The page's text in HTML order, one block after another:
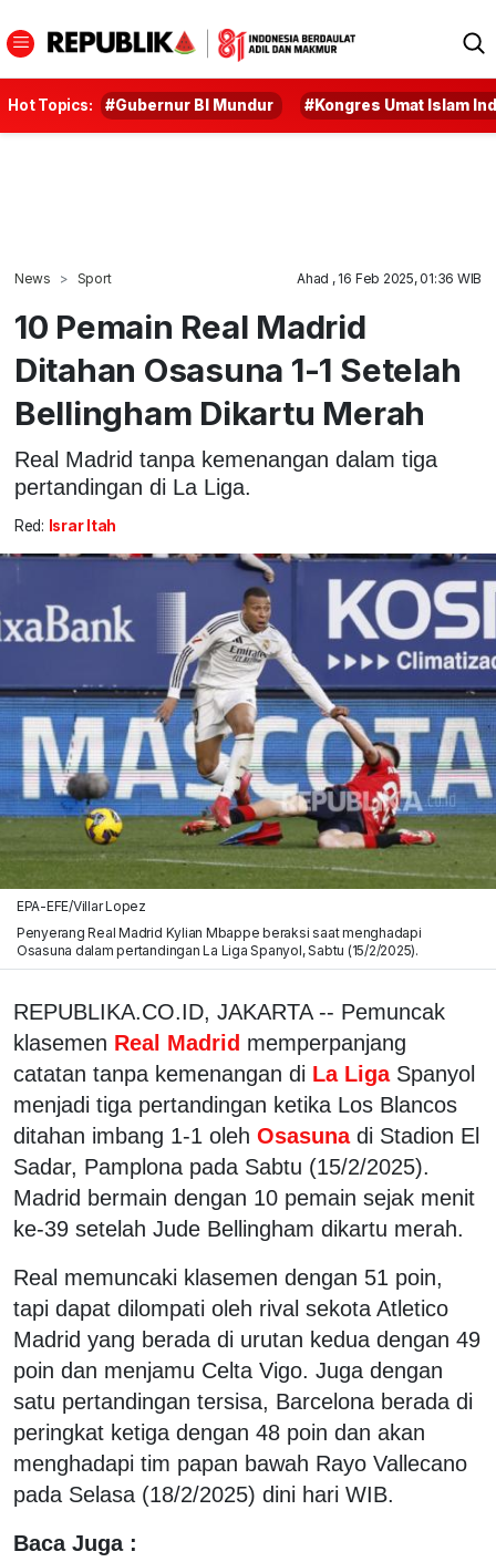
Hot Topics: #Gubernur BI Mundur #Kongres Umat Islam
News Sport Ahad , 16 Feb 2025, 01:36 WIB
10 Pemain Real Madrid
Ditahan Osasuna 1-1 Setelah
Bellingham Dikartu Merah
Real Madrid tanpa kemenangan dalam tiga
pertandingan di La Liga.
Red: Israr Itah
EPA-EFE/Villar Lopez
Penyerang Real Madrid Kylian Mbappe beraksi saat menghadapi
Osasuna dalam pertandingan La Liga Spanyol, Sabtu (15/2/2025).
REPUBLIKA.CO.ID, JAKARTA -- Pemuncak
klasemen Real Madrid memperpanjang
catatan tanpa kemenangan di La Liga Spanyol
menjadi tiga pertandingan ketika Los Blancos
ditahan imbang 1-1 oleh Osasuna di Stadion El
Sadar, Pamplona pada Sabtu (15/2/2025).
Madrid bermain dengan 10 pemain sejak menit
ke-39 setelah Jude Bellingham dikartu merah.
Real memuncaki klasemen dengan 51 poin,
tapi dapat dilompati oleh rival sekota Atletico
Madrid yang berada di urutan kedua dengan 49
poin dan menjamu Celta Vigo. Juga dengan
satu pertandingan tersisa, Barcelona berada di
peringkat ketiga dengan 48 poin dan akan
menghadapi tim papan bawah Rayo Vallecano
pada Selasa (18/2/2025) dini hari WIB.
Baca Juga :